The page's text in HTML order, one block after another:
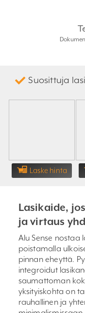
Suosittuja
Laske hinta
Lasikaide,
ja virtaus
Alu Sense nostaa
poistamalla
pinnan eheyttä.
integroidut
saumattoman
yksityiskohta on
rauhallinen ja